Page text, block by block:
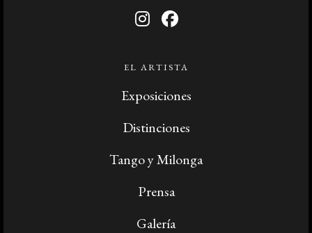
EL ARTISTA
Exposiciones
Distinciones
Tango y Milonga
Prensa
Galería